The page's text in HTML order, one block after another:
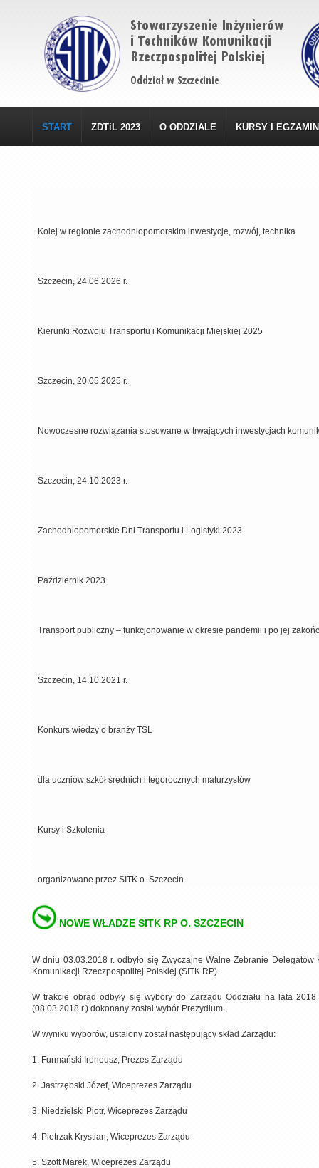
START ZDTiL 2023 O ODDZIALE KURSY I
Kolej w regionie zachodniopomorskim inwestycje, rozwój, technika
Szczecin, 24.06.2026 r.
Kierunki Rozwoju Transportu i Komunikacji Miejskiej 2025
Szczecin, 20.05.2025 r.
Nowoczesne rozwiązania stosowane w trwających inwestycjach
Szczecin, 24.10.2023 r.
Zachodniopomorskie Dni Transportu i Logistyki 2023
Październik 2023
Transport publiczny – funkcjonowanie w okresie pandemii i po jej
Szczecin, 14.10.2021 r.
Konkurs wiedzy o branży TSL
dla uczniów szkół średnich i tegorocznych maturzystów
Kursy i Szkolenia
organizowane przez SITK o. Szczecin
NOWE WŁADZE SITK RP O. SZCZECIN
W dniu 03.03.2018 r. odbyło się Zwyczajne Walne Zebranie
Komunikacji Rzeczpospolitej Polskiej (SITK RP).
W trakcie obrad odbyły się wybory do Zarządu Oddziału na lata
(08.03.2018 r.) dokonany został wybór Prezydium.
W wyniku wyborów, ustalony został następujący skład Zarządu:
1. Furmański Ireneusz, Prezes Zarządu
2. Jastrzębski Józef, Wiceprezes Zarządu
3. Niedzielski Piotr, Wiceprezes Zarządu
4. Pietrzak Krystian, Wiceprezes Zarządu
5. Szott Marek, Wiceprezes Zarządu